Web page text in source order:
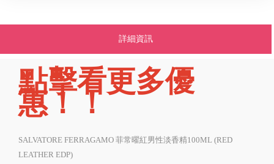
詳細資訊
點擊看更多優
惠！！
SALVATORE FERRAGAMO 菲常曜紅男性淡香精100ML (RED
LEATHER EDP)